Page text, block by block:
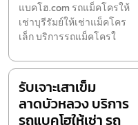
แบคโฮ.com รถแม็คโครให้
เช่าบุรีรัมย์ให้เช่าแม็คโคร
เล็ก บริการรถแม็คโครใ
รับเจาะเสาเข็ม
ลาดบัวหลวง บริการ
รถแบคโฮให้เช่า รถ